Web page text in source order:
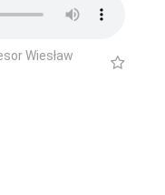
Wiesław